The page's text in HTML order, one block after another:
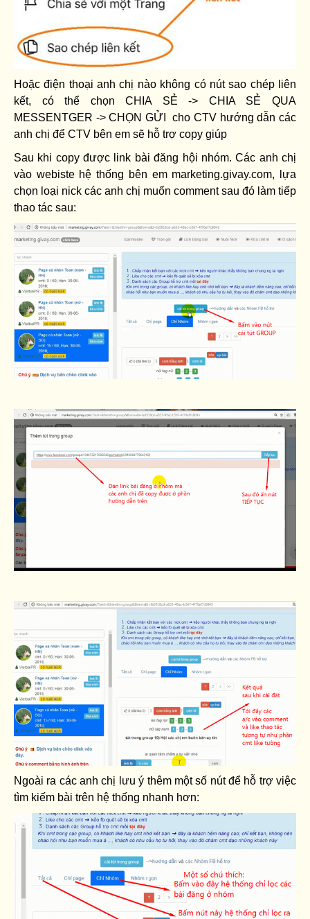
Hoặc điện thoại anh chị nào không có nút sao chép liên
kết, có thể chọn CHIA SẺ -> CHIA SẺ QUA
MESSENTGER -> CHỌN GỬI cho CTV hướng dẫn các
anh chị để CTV bên em sẽ hỗ trợ copy giúp
Sau khi copy được link bài đăng hội nhóm. Các anh chị
vào webiste hệ thống bên em marketing.givay.com, lựa
chọn loại nick các anh chị muốn comment sau đó làm tiếp
thao tác sau:
Ngoài ra các anh chị lưu ý thêm một số nút để hỗ trợ việc
tìm kiếm bài trên hệ thống nhanh hơn: